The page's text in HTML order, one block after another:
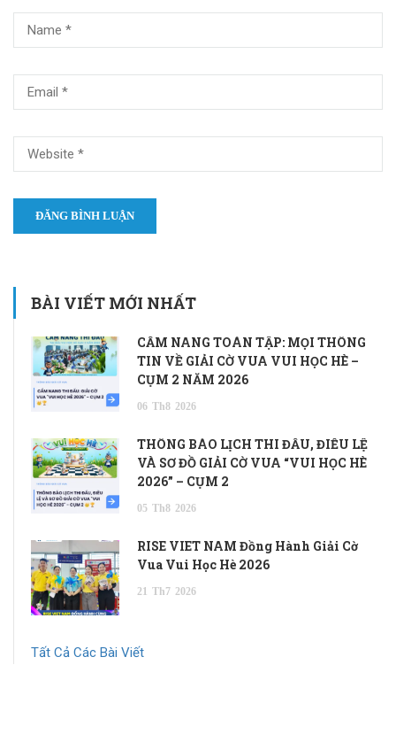
BÀI VIẾT MỚI NHẤT
CẨM NANG TOÀN TẬP: MỌI THÔNG
TIN VỀ GIẢI CỜ VUA VUI HỌC HÈ –
CỤM 2 NĂM 2026
06 Th8 2026
THÔNG BÁO LỊCH THI ĐẤU, ĐIỀU LỆ
VÀ SƠ ĐỒ GIẢI CỜ VUA “VUI HỌC HÈ
2026” – CỤM 2
05 Th8 2026
RISE VIET NAM Đồng Hành Giải Cờ
Vua Vui Học Hè 2026
21 Th7 2026
Tất Cả Các Bài Viết